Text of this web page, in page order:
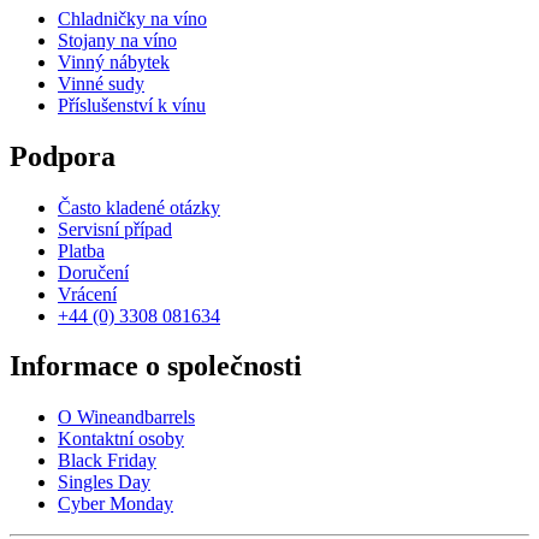
Chladničky na víno
Stojany na víno
Vinný nábytek
Vinné sudy
Příslušenství k vínu
Podpora
Často kladené otázky
Servisní případ
Platba
Doručení
Vrácení
+44 (0) 3308 081634
Informace o společnosti
O Wineandbarrels
Kontaktní osoby
Black Friday
Singles Day
Cyber Monday